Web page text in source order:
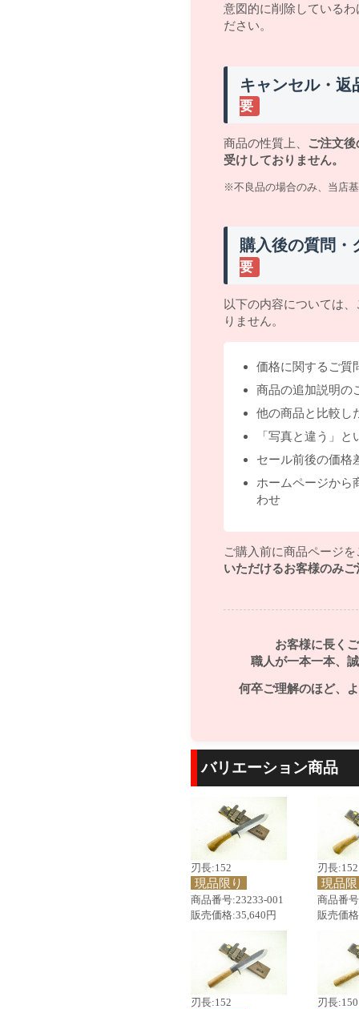
意図的に削除している
ださい。
キャンセル・返
要
商品の性質上、 ご注文
受けしておりません。
※不良品の場合のみ、当店
購入後の質問・
要
以下の内容については
りません。
価格に関するご質
商品の追加説明の
他の商品と比較し
「写真と違う」
セール前後の価格
ホームページから
わせ
ご購入前に商品ページ
いただけるお客様のみ
お客様に長く
職人が一本一本、
何卒ご理解のほど、
バリエーション商品
刃長:152
現品限り
商品番号:23233-001
販売価格:35,640円
刃長:152
現品
商品番
販売価
刃長:152 刃長:150